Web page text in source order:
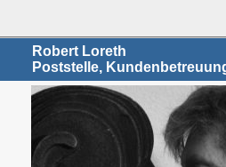
Robert Loreth
Poststelle,